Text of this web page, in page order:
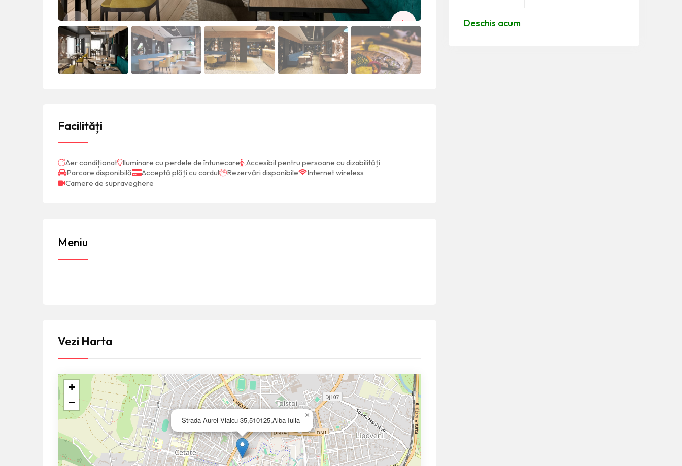
Facilități
Aer condiționat Iluminare cu perdele de întunecare
Accesibil pentru persoane cu dizabilități
Parcare disponibilă
Acceptă plăți cu cardul Rezervări disponibile
Internet wireless
Camere de supraveghere
Meniu
Vezi Harta
Strada Aurel Vlaicu 35,510125,Alba Iulia
×
+
−
Deschis acum